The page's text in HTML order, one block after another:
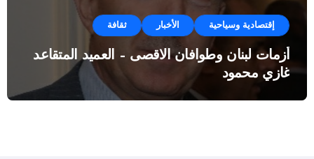
إقتصادية وسياحية الأخبار ثقافة
أزمات لبنان وطوافان الاقصى – العميد المتقاعد
غازي محمود